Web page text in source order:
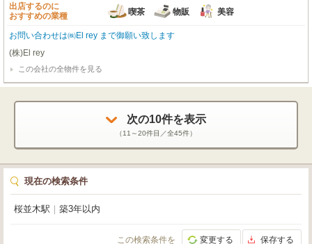
出店するのに
おすすめの業種
喫茶 物販 美容
お問い合わせは㈱El rey まで御願い致します
(株)El rey
この会社の全物件を見る
次の10件を表示
（11～20件目／全45件）
現在の検索条件
桜並木駅 築3年以内
この検索条件を 変更する 保存する